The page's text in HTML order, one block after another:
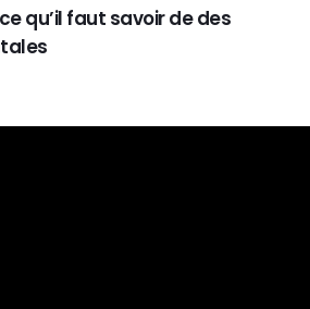
qu’il faut savoir de des